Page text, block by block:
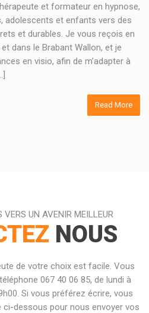
et formateur en hypnose,
adolescents et enfants vers des
et durables. Je vous reçois en
dans le Brabant Wallon, et je
en visio, afin de m’adapter à
Read More
VERS UN AVENIR MEILLEUR
NOUS
de votre choix est facile. Vous
067 40 06 85, de lundi à
Si vous préférez écrire, vous
dessous pour nous envoyer vos